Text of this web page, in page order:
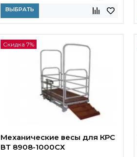
ВЫБРАТЬ
Скидка 7%
Механические весы для КРС
ВТ 8908-1000СХ